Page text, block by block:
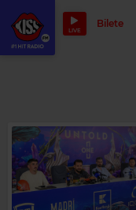
LIVE
Bilete